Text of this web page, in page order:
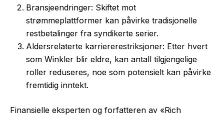
Bransjeendringer: Skiftet mot
strømmeplattformer kan påvirke tradisjonelle
restbetalinger fra syndikerte serier.
Aldersrelaterte karriererestriksjoner: Etter hvert
som Winkler blir eldre, kan antall tilgjengelige
roller reduseres, noe som potensielt kan påvirke
fremtidig inntekt.
Finansielle eksperten og forfatteren av «Rich